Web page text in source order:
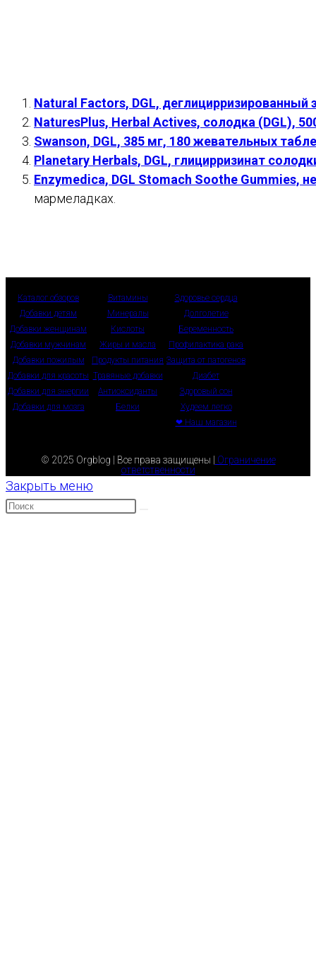
Natural Factors, DGL,
NaturesPlus, Herbal Actives, солодка (DGL),
Swanson, DGL, 385 мг, 180 жевательных
Planetary Herbals, DGL, глицирризинат
Enzymedica, DGL Stomach Soothe Gummies,
мармеладках.
Каталог обзоров
Добавки детям
Добавки женщинам
Добавки мужчинам
Добавки пожилым
Добавки для красоты
Добавки для энергии
Добавки для мозга
Витамины
Минералы
Кислоты
Жиры и масла
Продукты питания
Травяные добавки
Антиоксиданты
Белки
Здоровье сердца
Долголетие
Беременность
Профилактика рака
Защита от патогенов
Диабет
Здоровый сон
Худеем легко
❤ Наш магазин
© 2025 Orgblog | Все права защищены |
Ограничение
ответственности
Закрыть меню